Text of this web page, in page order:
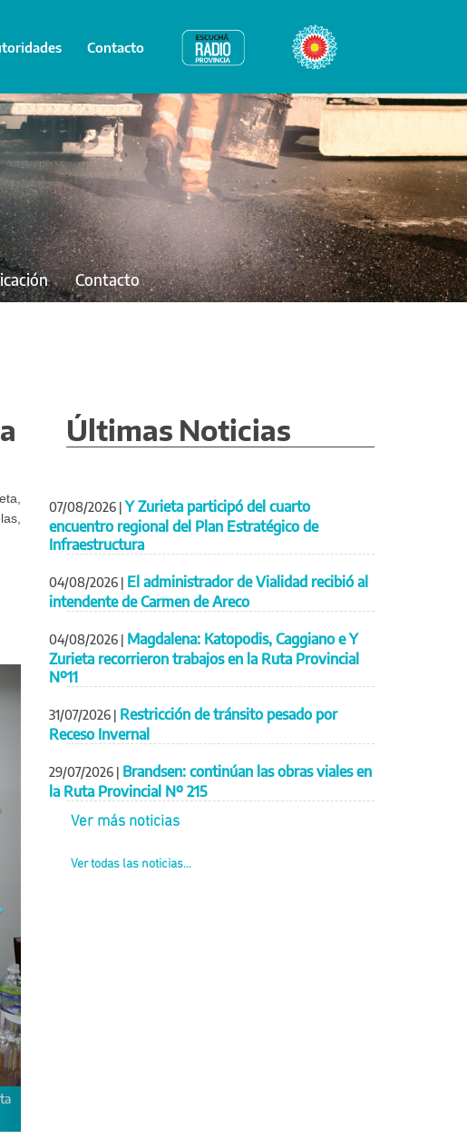
Contacto Radio Provincia Bicentenario
Contacto
Últimas Noticias
07/08/2026 | Y Zurieta participó del cuarto
encuentro regional del Plan Estratégico de
Infraestructura
04/08/2026 | El administrador de Vialidad recibió al
intendente de Carmen de Areco
04/08/2026 | Magdalena: Katopodis, Caggiano e Y
Zurieta recorrieron trabajos en la Ruta Provincial
Nº11
31/07/2026 | Restricción de tránsito pesado por
Receso Invernal
29/07/2026 | Brandsen: continúan las obras viales en
la Ruta Provincial Nº 215
Ver más noticias
Ver todas las noticias...